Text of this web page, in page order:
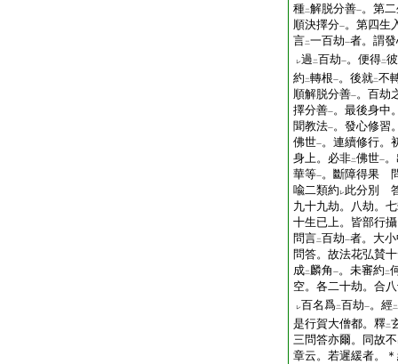
種二解脱分善一。第
順決擇分一。第四生
言二一百劫一者。謂
レ過 二百劫一。便得二
約 二轉根一。後就二不
順解脱分善一。百劫
擇分善一。最後身中
聞教法一。發心修習
佛世一。連續修行。
身上。必非二佛世一
華等一。斷障得果
喩二類約 レ此分別
九十九劫。八劫。
十生已上。皆部行
問言二百劫一者。大
問答。故法花弘賛
成二 麟角 一。未審約 二
空。各二十劫。合
レ百名爲二百劫一。經二
是行賀大僧都。釋二
三問答亦爾。同故不
章云。若遲緩者。